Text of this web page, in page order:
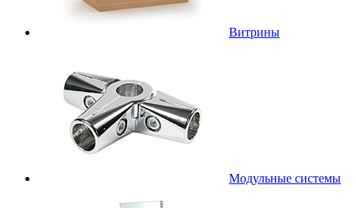
Витрины
Модульные системы